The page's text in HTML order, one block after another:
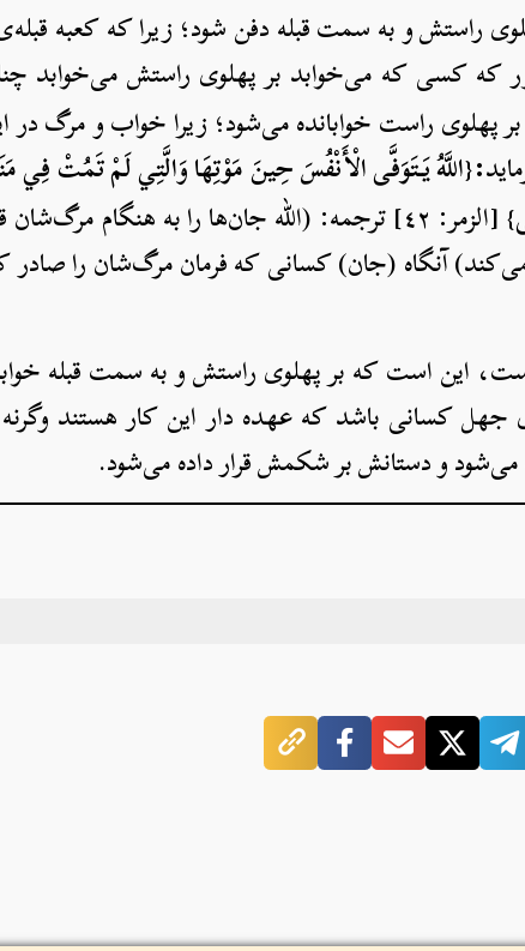
راستش و به سمت قبله دفن شود؛ زیرا که کعبه
کسی که می‌خوابد بر پهلوی راستش می‌خوابد
پهلوی راست خوابانده می‌شود؛ زیرا خواب و مرگ در
:{اللَّهُ يَتَوَفَّى الْأَنْفُسَ حِينَ مَوْتِهَا وَالَّتِي لَمْ تَمُتْ فِي
}
[الزمر: ٤٢] ترجمه: (الله جان‌ها را به هنگام
آنگاه (جان) کسانی‌ که فرمان مرگ‌شان را صادر
این است که بر پهلوی راستش و به سمت قبله
کسانی باشد که عهده دار این کار هستند
و دستانش بر شکمش قرار داده می‌شود.